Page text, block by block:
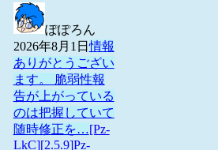
ぽぽろん
2026年8月1日情報
ありがとうござい
ます。 脆弱性報
告が上がっている
のは把握していて
随時修正を…[Pz-
LkC][2.5.9]Pz-